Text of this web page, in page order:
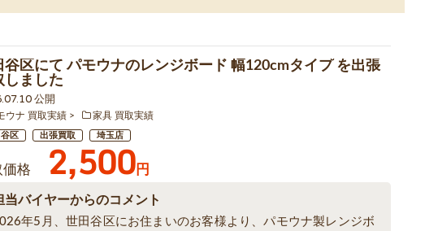
谷区にて パモウナのレンジボード 幅120cmタイプ を出張
しました
公開
ウナ 買取実績 家具 買取実績
区 出張買取 埼玉店
価格 2,500円
当バイヤーからのコメント
年5月、世田谷区にお住まいのお客様より、パモウナ製レンジボ